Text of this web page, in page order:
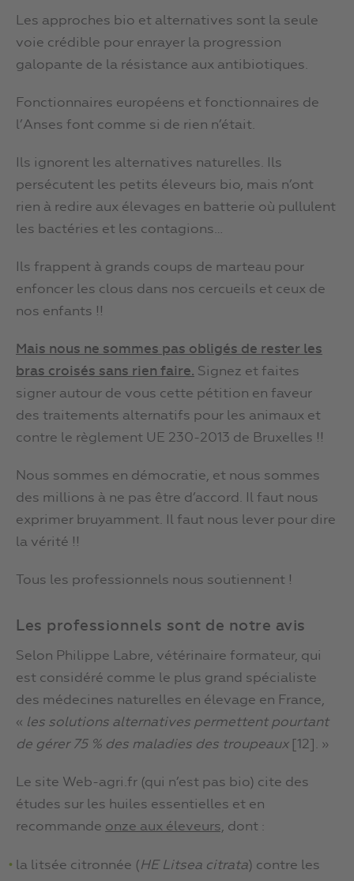
Les approches bio et alternatives sont la seule
voie crédible pour enrayer la progression
galopante de la résistance aux antibiotiques.
Fonctionnaires européens et fonctionnaires de
l’Anses font comme si de rien n’était.
Ils ignorent les alternatives naturelles. Ils
persécutent les petits éleveurs bio, mais n’ont
rien à redire aux élevages en batterie où pullulent
les bactéries et les contagions…
Ils frappent à grands coups de marteau pour
enfoncer les clous dans nos cercueils et ceux de
nos enfants !!
Mais nous ne sommes pas obligés de rester les
bras croisés sans rien faire. Signez et faites
signer autour de vous cette pétition en faveur
des traitements alternatifs pour les animaux et
contre le règlement UE 230-2013 de Bruxelles !!
Nous sommes en démocratie, et nous sommes
des millions à ne pas être d’accord. Il faut nous
exprimer bruyamment. Il faut nous lever pour dire
la vérité !!
Tous les professionnels nous soutiennent !
Les professionnels sont de notre avis
Selon Philippe Labre, vétérinaire formateur, qui
est considéré comme le plus grand spécialiste
des médecines naturelles en élevage en France,
« les solutions alternatives permettent pourtant
de gérer 75 % des maladies des troupeaux[12]. »
Le site Web-agri.fr (qui n’est pas bio) cite des
études sur les huiles essentielles et en
recommande onze aux éleveurs, dont :
la litsée citronnée (HE Litsea citrata) contre les